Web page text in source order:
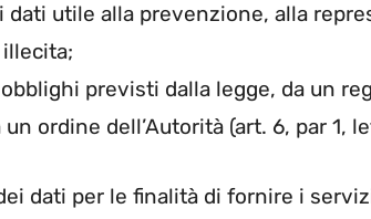
dati utile alla prevenzione, alla
previsti dalla legge, da un
ordine dell’Autorità (art. 6, par 1,
dati per le finalità di fornire i